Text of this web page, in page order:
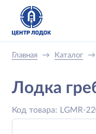
Главная → Каталог →
Лодка
Код товара: LGMR-